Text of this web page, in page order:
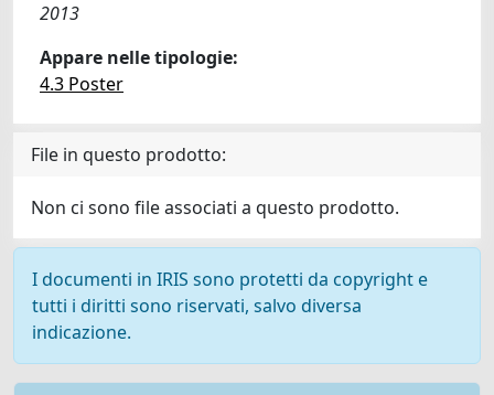
2013
Appare nelle tipologie:
4.3 Poster
File in questo prodotto:
Non ci sono file associati a questo prodotto.
I documenti in IRIS sono protetti da copyright e
tutti i diritti sono riservati, salvo diversa
indicazione.